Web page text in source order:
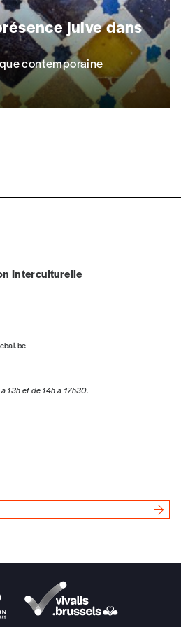
une facture
votre politique
de protection des données
juive dans
contemporaine
Interculturelle
13h et de 14h à 17h30.